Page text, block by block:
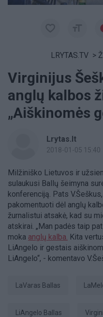
LRYTAS.TV >
Virginijus
anglų kalbos
„Aiškinomės
Lrytas.lt
2018-01-05 15:40
Milžiniško Lietuvos ir
sulaukusi Ballų šeimyna
konferenciją. Pats
pakomentuoti dėl anglų
žurnalistui atsakė, kad su
atskirai. „Man padės taip
moka anglų kalba. Kita
LiAngelo ir gestais
LiAngelo“, - komentavo
LaVaras Ballas
LiAngelo Ballas